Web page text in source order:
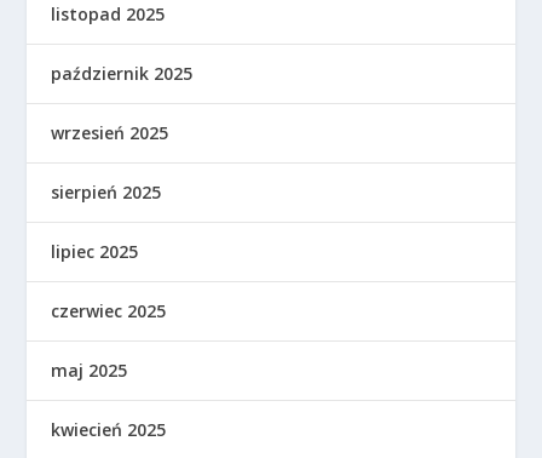
listopad 2025
październik 2025
wrzesień 2025
sierpień 2025
lipiec 2025
czerwiec 2025
maj 2025
kwiecień 2025